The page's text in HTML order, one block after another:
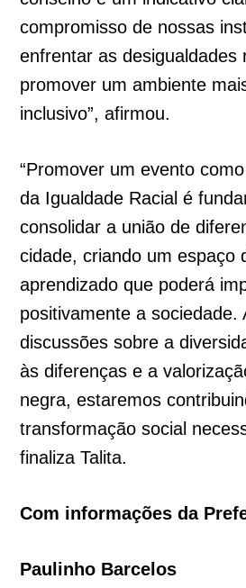
compromisso de nossas
enfrentar as desigualdades
promover um ambiente
inclusivo”, afirmou.
“Promover um evento
da Igualdade Racial é
consolidar a união de
cidade, criando um espaço
aprendizado que poderá
positivamente a sociedade.
discussões sobre a
às diferenças e a
negra, estaremos
transformação social
finaliza Talita.
Com informações da
Paulinho Barcelos